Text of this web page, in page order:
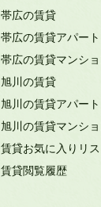
帯広の賃貸
帯広の賃貸アパート
帯広の賃貸マンシ
旭川の賃貸
旭川の賃貸アパート
旭川の賃貸マンシ
賃貸お気に入りリス
賃貸閲覧履歴